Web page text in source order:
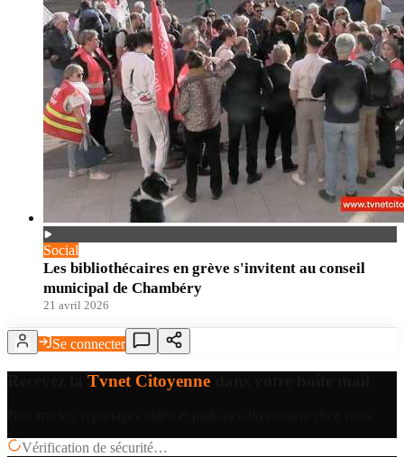
Social
Les bibliothécaires en grève s'invitent au conseil
municipal de Chambéry
21 avril 2026
Se connecter
Tvnet Citoyenne
Vérification de sécurité…